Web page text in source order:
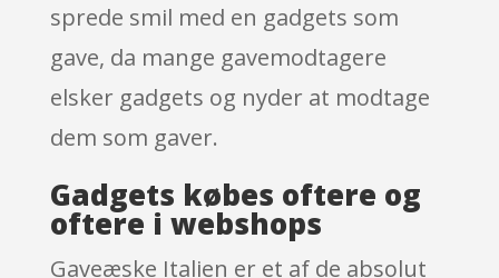
sprede smil med en gadgets som
gave, da mange gavemodtagere
elsker gadgets og nyder at modtage
dem som gaver.
Gadgets købes oftere og
oftere i webshops
Gaveæske Italien er et af de absolut